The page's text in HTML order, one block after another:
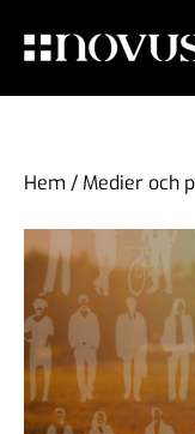
Hem / Medier och